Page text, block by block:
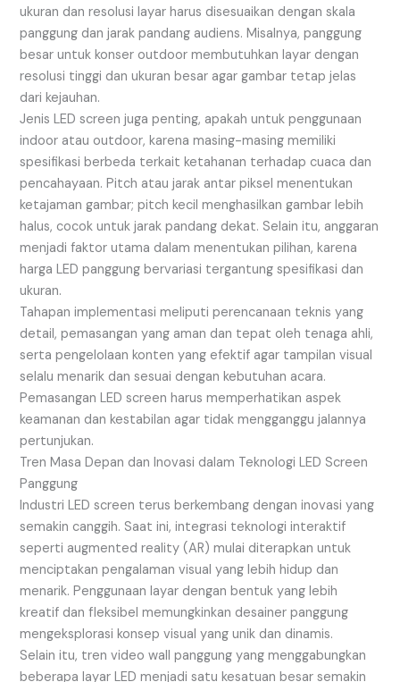
ukuran dan resolusi layar harus disesuaikan dengan skala
panggung dan jarak pandang audiens. Misalnya, panggung
besar untuk konser outdoor membutuhkan layar dengan
resolusi tinggi dan ukuran besar agar gambar tetap jelas
dari kejauhan.
Jenis LED screen juga penting, apakah untuk penggunaan
indoor atau outdoor, karena masing-masing memiliki
spesifikasi berbeda terkait ketahanan terhadap cuaca dan
pencahayaan. Pitch atau jarak antar piksel menentukan
ketajaman gambar; pitch kecil menghasilkan gambar lebih
halus, cocok untuk jarak pandang dekat. Selain itu, anggaran
menjadi faktor utama dalam menentukan pilihan, karena
harga LED panggung bervariasi tergantung spesifikasi dan
ukuran.
Tahapan implementasi meliputi perencanaan teknis yang
detail, pemasangan yang aman dan tepat oleh tenaga ahli,
serta pengelolaan konten yang efektif agar tampilan visual
selalu menarik dan sesuai dengan kebutuhan acara.
Pemasangan LED screen harus memperhatikan aspek
keamanan dan kestabilan agar tidak mengganggu jalannya
pertunjukan.
Tren Masa Depan dan Inovasi dalam Teknologi LED Screen
Panggung
Industri LED screen terus berkembang dengan inovasi yang
semakin canggih. Saat ini, integrasi teknologi interaktif
seperti augmented reality (AR) mulai diterapkan untuk
menciptakan pengalaman visual yang lebih hidup dan
menarik. Penggunaan layar dengan bentuk yang lebih
kreatif dan fleksibel memungkinkan desainer panggung
mengeksplorasi konsep visual yang unik dan dinamis.
Selain itu, tren video wall panggung yang menggabungkan
beberapa layar LED menjadi satu kesatuan besar semakin